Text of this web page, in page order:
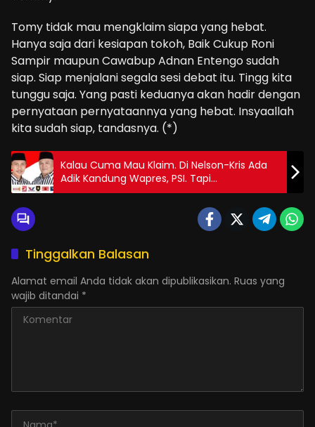
Tomy tidak mau mengklaim siapa yang hebat.
Hanya saja dari kesiapan tokoh, Baik Cukup Roni
Sampir maupun Cawabup Adnan Entengo sudah
siap. Siap menjalani segala sesi debat itu. Tingg kita
tunggu saja. Yang pasti keduanya akan hadir dengan
pernyataan pernyataannya yang hebat. Insyaallah
kita sudah siap, tandasnya. (*)
Kalau Cuma Mau Klaim. Di Nelson-Kris Ada
Adik Kandung Wapres, PSI. Tapi
Yah..Sudahlah
Tinggalkan Balasan
Alamat email Anda tidak akan dipublikasikan. Ruas yang
wajib ditandai *